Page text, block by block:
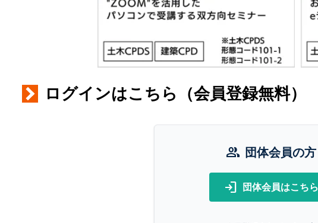
ログインはこちら（会員登録無料）
group 団体会員の方
login 団体会員はこちら